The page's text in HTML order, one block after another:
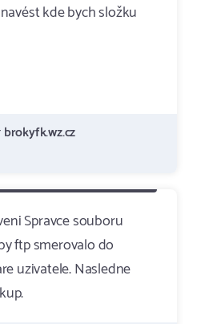
kde bych složku
brokyfk.wz.cz
Spravce souboru
ftp smerovalo do
uzivatele. Nasledne